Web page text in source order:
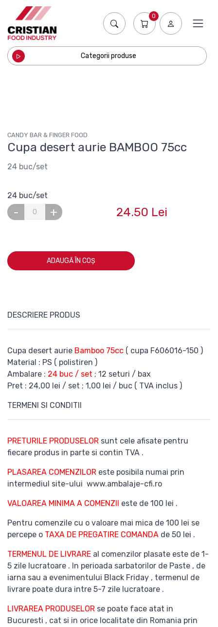
0
Categorii produse
CANDY BAR & FINGER FOOD
Cupa desert aurie BAMBOO 75cc
24 buc/set
24 buc/set
- + 24.50 Lei
ADAUGĂ ÎN COȘ
DESCRIERE PRODUS
Cupa desert aurie Bamboo 75cc ( cupa F606016-150 )
Material : PS ( polistiren )
Ambalare : 24 buc / set ; 12 seturi / bax
Pret : 24,00 lei / set ; 1,00 lei / buc ( TVA inclus )
TERMENI SI CONDITII
PRETURILE PRODUSELOR sunt cele afisate pentru
fiecare produs in parte si contin TVA .
PLASAREA COMENZILOR este posibila numai prin
intermediul site-ului www.ambalaje-cfi.ro
VALOAREA MINIMA A COMENZII este de 100 lei .
Pentru comenzile cu o valoare mai mica de 100 lei se
percepe o TAXA DE PREGATIRE COMANDA de 50 lei .
TERMENUL DE LIVRARE al comenzilor plasate este de 1-
5 zile lucratoare . In perioada sarbatorilor de Paste , de
iarna sau a evenimentului Black Friday , termenul de
livrare poate dura intre 5-7 zile lucratoare .
LIVRAREA PRODUSELOR se poate face atat in
Bucuresti , cat si in orice localitate din Romania prin